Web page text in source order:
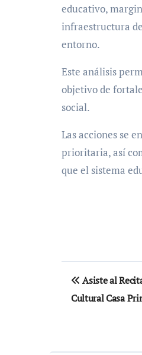
educativo,
infraestructura
entorno.
Este análisis
objetivo de
social.
Las acciones se
prioritaria, así
que el sistema
de
Asiste al
Cultural Casa